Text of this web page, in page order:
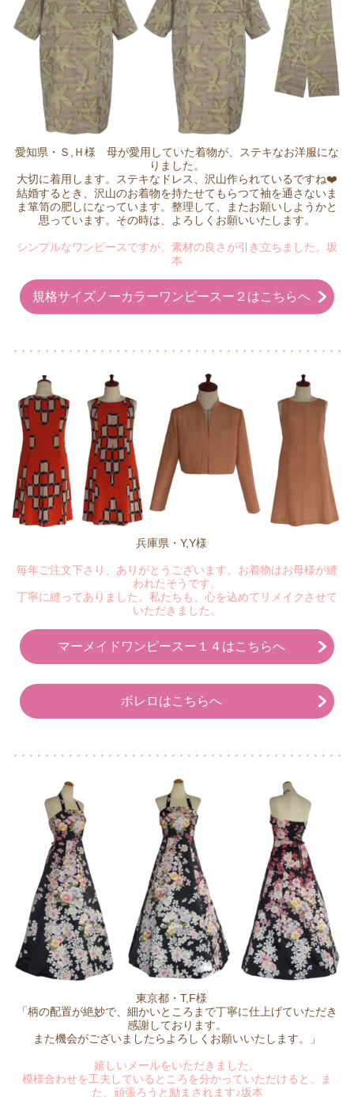
愛知県・Ｓ,Ｈ様 母が愛用していた着物が、ステキなお洋服にな
りました。
大切に着用します。ステキなドレス、沢山作られているですね❤
結婚するとき、沢山のお着物を持たせてもらつて袖を通さないま
ま箪笥の肥しになっています。整理して、またお願いしようかと
思っています。その時は、よろしくお願いいたします。
シンプルなワンピースですが、素材の良さが引き立ちました。坂
本
規格サイズノーカラーワンピースー２はこちらへ
兵庫県・Y,Y様
毎年ご注文下さり、ありがとうございます。お着物はお母様が縫
われたそうです。
丁寧に縫ってありました。私たちも、心を込めてリメイクさせて
いただきました。
マーメイドワンピースー１４はこちらへ
ボレロはこちらへ
東京都・T,F様
「柄の配置が絶妙で、細かいところまで丁寧に仕上げていただき
感謝しております。
また機会がございましたらよろしくお願いいたします。」
嬉しいメールをいただきました。
模様合わせを工夫しているところを分かっていただけると、ま
た、頑張ろうと励まされます♪坂本